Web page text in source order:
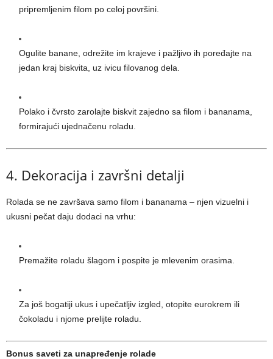
pripremljenim filom po celoj površini.
Ogulite banane, odrežite im krajeve i pažljivo ih poređajte na
jedan kraj biskvita, uz ivicu filovanog dela.
Polako i čvrsto zarolajte biskvit zajedno sa filom i bananama,
formirajući ujednačenu roladu.
4. Dekoracija i završni detalji
Rolada se ne završava samo filom i bananama – njen vizuelni i
ukusni pečat daju dodaci na vrhu:
Premažite roladu šlagom i pospite je mlevenim orasima.
Za još bogatiji ukus i upečatljiv izgled, otopite eurokrem ili
čokoladu i njome prelijte roladu.
Bonus saveti za unapređenje rolade